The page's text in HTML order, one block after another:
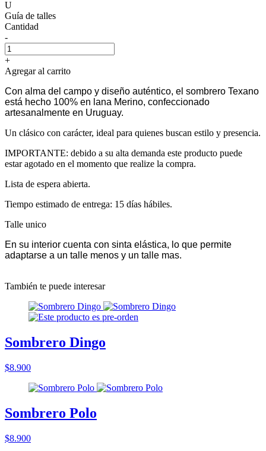
U
Guía de talles
Cantidad
-
+
Agregar al carrito
Con alma del campo y diseño auténtico, el sombrero Texano
está hecho 100% en lana Merino, confeccionado
artesanalmente en Uruguay.
Un clásico con carácter, ideal para quienes buscan estilo y presencia.
IMPORTANTE: debido a su alta demanda este producto puede
estar agotado en el momento que realize la compra.
Lista de espera abierta.
Tiempo estimado de entrega: 15 días hábiles.
Talle unico
En su interior cuenta con sinta elástica, lo que permite
adaptarse a un talle menos y un talle mas.
También te puede interesar
Sombrero Dingo
$8.900
Sombrero Polo
$8.900